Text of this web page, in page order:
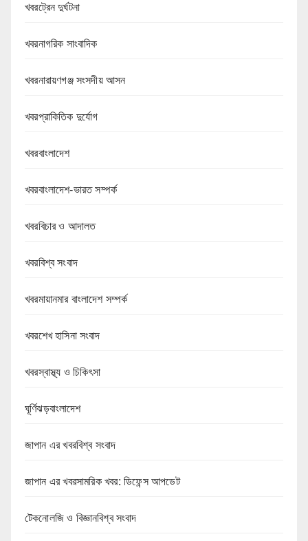
খবরট্রেন দুর্ঘটনা
খবরনাগরিক সাংবাদিক
খবরনারায়ণগঞ্জ সংসদীয় আসন
খবরপ্রাকিতিক দুর্যোগ
খবরবাংলাদেশ
খবরবাংলাদেশ-ভারত সম্পর্ক
খবরবিচার ও আদালত
খবরবিশ্ব সংবাদ
খবরমায়ানমার বাংলাদেশ সম্পর্ক
খবরশেখ হাসিনা সংবাদ
খবরস্বাস্থ্য ও চিকিৎসা
ঘূর্ণিঝড়বাংলাদেশ
জাপান এর খবরবিশ্ব সংবাদ
জাপান এর খবরসামরিক খবর: ডিফেন্স আপডেট
টেকনোলজি ও বিজ্ঞানবিশ্ব সংবাদ